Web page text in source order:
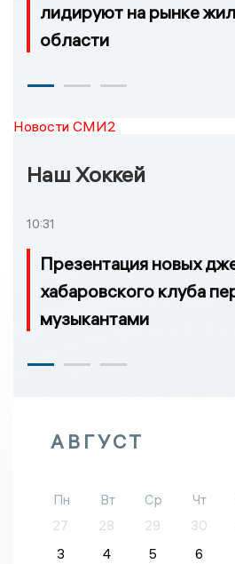
лидируют на рынке
области
Новости СМИ2
Наш Хоккей
10:31
Презентация новых
хабаровского клуба
музыкантами
АВГУСТ
Пн Вт Ср Чт
27
28 29 30
3
4 5 6